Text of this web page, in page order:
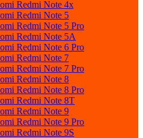
Redmi Note 4x
Redmi Note 5
Redmi Note 5 Pro
Redmi Note 5A
Redmi Note 6 Pro
Redmi Note 7
Redmi Note 7 Pro
Redmi Note 8
Redmi Note 8 Pro
Redmi Note 8T
Redmi Note 9
Redmi Note 9 Pro
Redmi Note 9S